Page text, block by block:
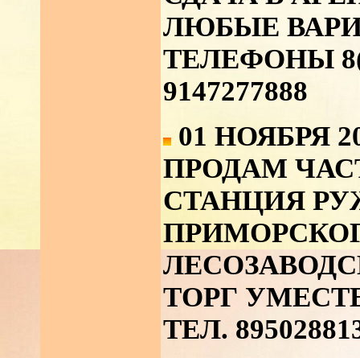
ЛЮБЫЕ
ТЕЛЕФОНЫ
9147277888
01 НОЯБРЯ
ПРОДАМ
СТАНЦИЯ
ТОРГ
ТЕЛ.